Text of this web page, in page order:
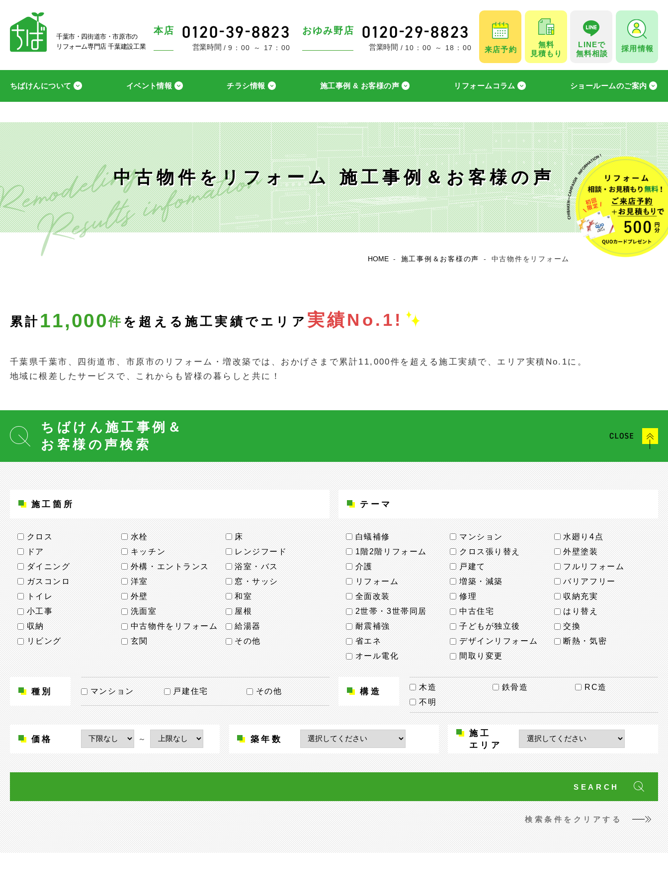
千葉市・四街道市・市原市の
リフォーム専門店 千葉建設工業
本店
営業時間 9：00 ～ 17：00
おゆみ野店
営業時間 10：00 ～ 18：00 来店予約
無料
見積もり
LINEで
無料相談
採用情報
ちばけんについて イベント情報 チラシ情報 施工事例 & お客様の声 リフォームコラム ショールームのご案内
中古物件をリフォーム 施工事例＆お客様の声
HOME - 施工事例＆お客様の声 - 中古物件をリフォーム
累計 11,000件 を超える施工実績でエリア 実績No.1!
千葉県千葉市、四街道市、市原市のリフォーム・増改築では、おかげさまで累計11,000件を超える施工実績で、エリア実積No.1に。
地域に根差したサービスで、これからも皆様の暮らしと共に！
ちばけん施工事例＆
お客様の声検索
施工箇所
クロス 水栓
床
ドア
キッチン
レンジフード
ダイニング
外構・エントランス
浴室・バス
ガスコンロ
洋室
窓・サッシ
トイレ
外壁
和室
小工事
洗面室
屋根
収納
中古物件をリフォーム
給湯器
リビング
玄関 その他
テーマ
白蟻補修 マンション
水廻り4点
1階2階リフォーム
クロス張り替え
外壁塗装
介護
戸建て
フルリフォーム
リフォーム
増築・減築
バリアフリー
全面改装
修理
収納充実
2世帯・3世帯同居
中古住宅
はり替え
耐震補強
子どもが独立後
交換
省エネ
デザインリフォーム
断熱・気密
オール電化
間取り変更
種別 マンション 戸建住宅 その他 構造 木造 鉄骨造
RC造
不明
価格 ～ 築年数
施工
エリア
検索条件をクリアする